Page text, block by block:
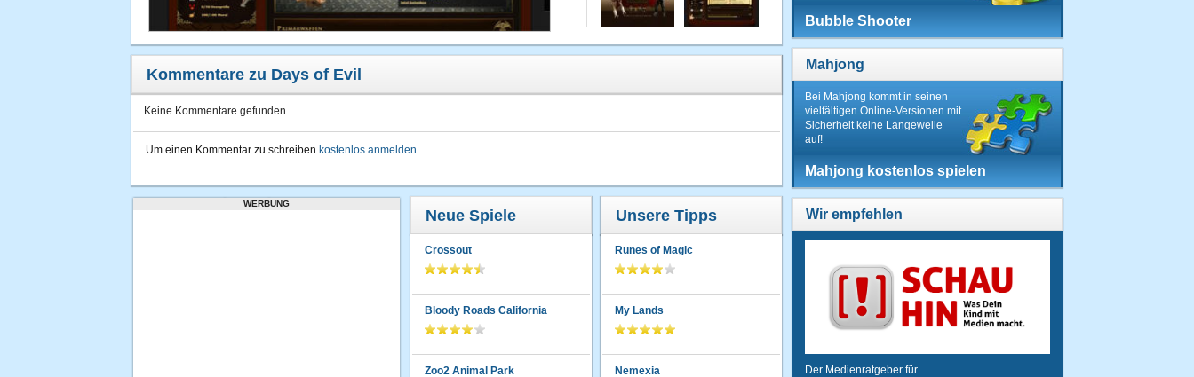
Kommentare zu Days of Evil
Keine Kommentare gefunden
Um einen Kommentar zu schreiben kostenlos anmelden.
WERBUNG
Neue Spiele
Crossout
Bloody Roads California
Zoo2 Animal Park
Unsere Tipps
Runes of Magic
My Lands
Nemexia
Bubble Shooter
Mahjong
Bei Mahjong kommt in seinen
vielfältigen Online-Versionen mit
Sicherheit keine Langeweile
auf!
Mahjong kostenlos spielen
Wir empfehlen
Der Medienratgeber für